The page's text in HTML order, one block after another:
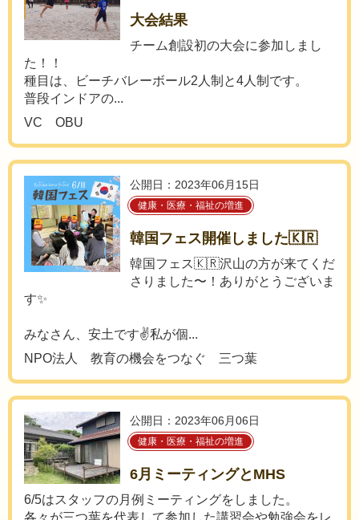
大会結果
チーム創設初の大会に参加しまし
た！！
種目は、ビーチバレーボール2人制と4人制です。
普段インドアの...
VC OBU
公開日：2023年06月15日
健康・医療・福祉の増進
韓国フェス開催しました🇰🇷
韓国フェス🇰🇷沢山の方が来てくだ
さりました〜！ありがとうございま
す✨
みなさん、安土です✌️私が個...
NPO法人 教育の機会をつなぐ 三つ葉
公開日：2023年06月06日
健康・医療・福祉の増進
6月ミーティングとMHS
6/5はスタッフの月例ミーティングをしました。
各々が三つ葉を代表して参加した講習会や勉強会をレ